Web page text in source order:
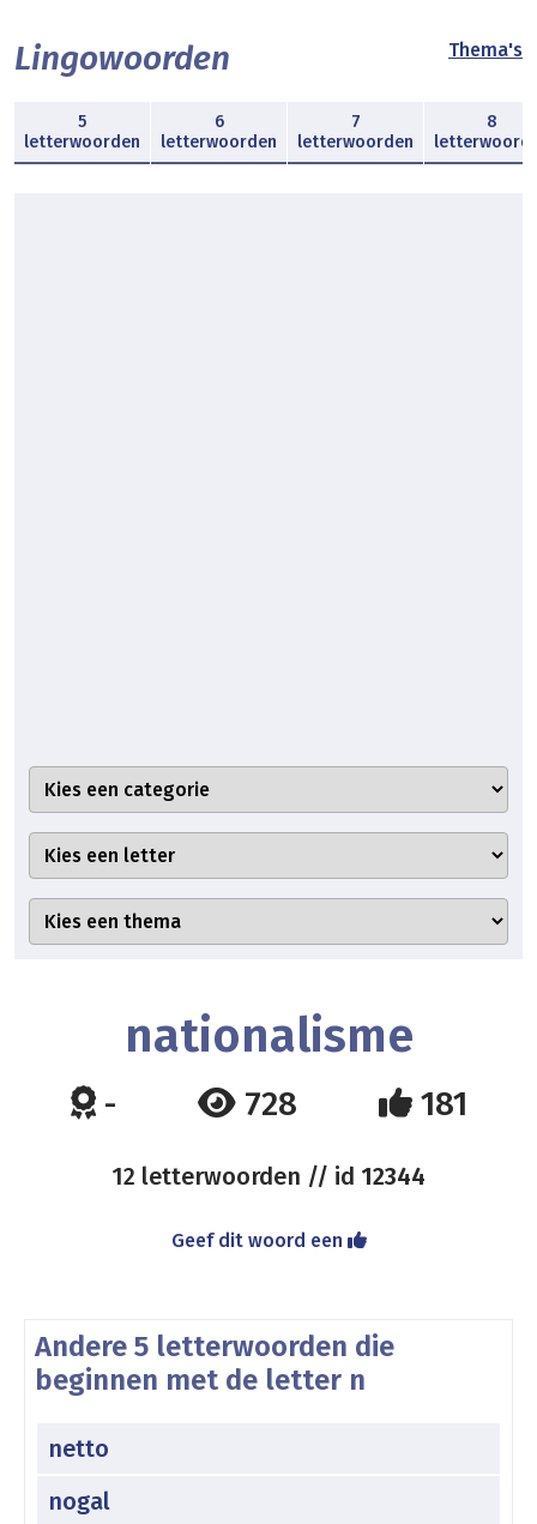
Lingowoorden Thema's
5
letterwoorden
6
letterwoorden
7
letterwoorden
8
nationalisme
- 728 181
12 letterwoorden // id 12344
Geef dit woord een
Andere 5 letterwoorden die
beginnen met de letter n
netto
nogal